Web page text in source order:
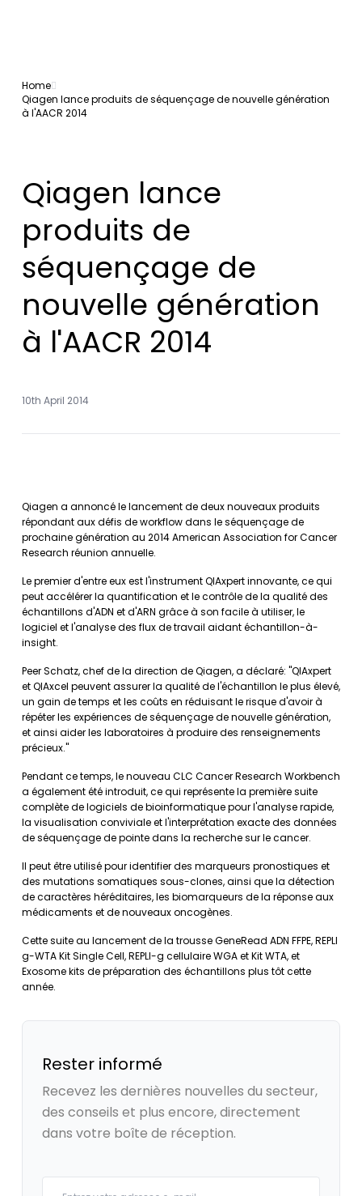
Home
Qiagen lance produits de séquençage de nouvelle génération
à l'AACR 2014
Qiagen lance
produits de
séquençage de
nouvelle génération
à l'AACR 2014
10th April 2014
Qiagen a annoncé le lancement de deux nouveaux produits
répondant aux défis de workflow dans le séquençage de
prochaine génération au 2014 American Association for Cancer
Research réunion annuelle.
Le premier d'entre eux est l'instrument QIAxpert innovante, ce qui
peut accélérer la quantification et le contrôle de la qualité des
échantillons d'ADN et d'ARN grâce à son facile à utiliser, le
logiciel et l'analyse des flux de travail aidant échantillon-à-
insight.
Peer Schatz, chef de la direction de Qiagen, a déclaré: "QIAxpert
et QIAxcel peuvent assurer la qualité de l'échantillon le plus élevé,
un gain de temps et les coûts en réduisant le risque d'avoir à
répéter les expériences de séquençage de nouvelle génération,
et ainsi aider les laboratoires à produire des renseignements
précieux."
Pendant ce temps, le nouveau CLC Cancer Research Workbench
a également été introduit, ce qui représente la première suite
complète de logiciels de bioinformatique pour l'analyse rapide,
la visualisation conviviale et l'interprétation exacte des données
de séquençage de pointe dans la recherche sur le cancer.
Il peut être utilisé pour identifier des marqueurs pronostiques et
des mutations somatiques sous-clones, ainsi que la détection
de caractères héréditaires, les biomarqueurs de la réponse aux
médicaments et de nouveaux oncogènes.
Cette suite au lancement de la trousse GeneRead ADN FFPE, REPLI
g-WTA Kit Single Cell, REPLI-g cellulaire WGA et Kit WTA, et
Exosome kits de préparation des échantillons plus tôt cette
année.
Rester informé
Recevez les dernières nouvelles du secteur,
des conseils et plus encore, directement
dans votre boîte de réception.